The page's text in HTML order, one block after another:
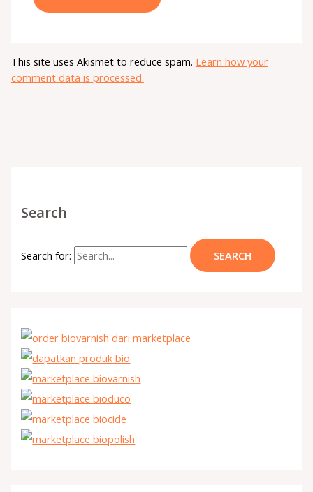
This site uses Akismet to reduce spam. Learn how your
comment data is processed.
Search
Search for: